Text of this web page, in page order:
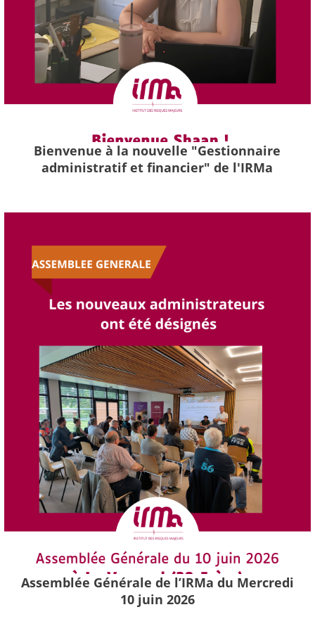
Bienvenue à la nouvelle "Gestionnaire
administratif et financier" de l'IRMa
Assemblée Générale de l’IRMa du Mercredi
10 juin 2026